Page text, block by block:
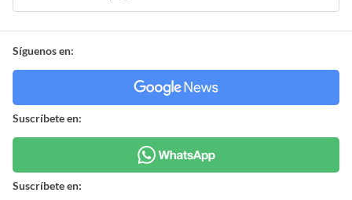
Síguenos en:
Suscríbete en:
Suscríbete en: